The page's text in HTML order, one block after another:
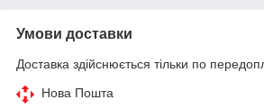
Умови доставки
Доставка здійснюється тільки по
Нова Пошта